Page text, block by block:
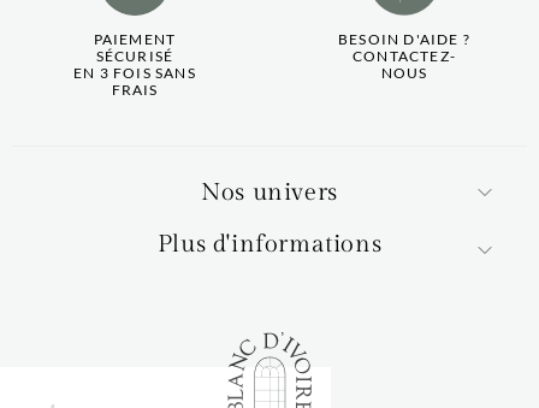
PAIEMENT
SÉCURISÉ
EN 3 FOIS SANS
FRAIS
BESOIN D'AIDE ?
CONTACTEZ-
NOUS
Nos univers
Plus d'informations